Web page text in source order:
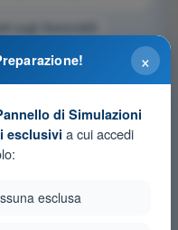
sugli Aeromobili
sugli Aeromobili
×
di Simulazioni
esclusivi a cui accedi
esclusa